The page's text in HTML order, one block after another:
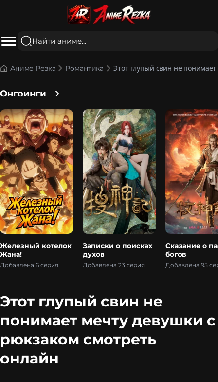
Аниме Резка Романтика Этот глупый свин не
Онгоинги
Железный котелок
Жана!
Добавлена 6 серия
Записки о поисках
духов
Добавлена 23 серия
Сказание о
богов
Добавлена 95
Этот глупый свин не
понимает мечту девушки с
рюкзаком смотреть
онлайн